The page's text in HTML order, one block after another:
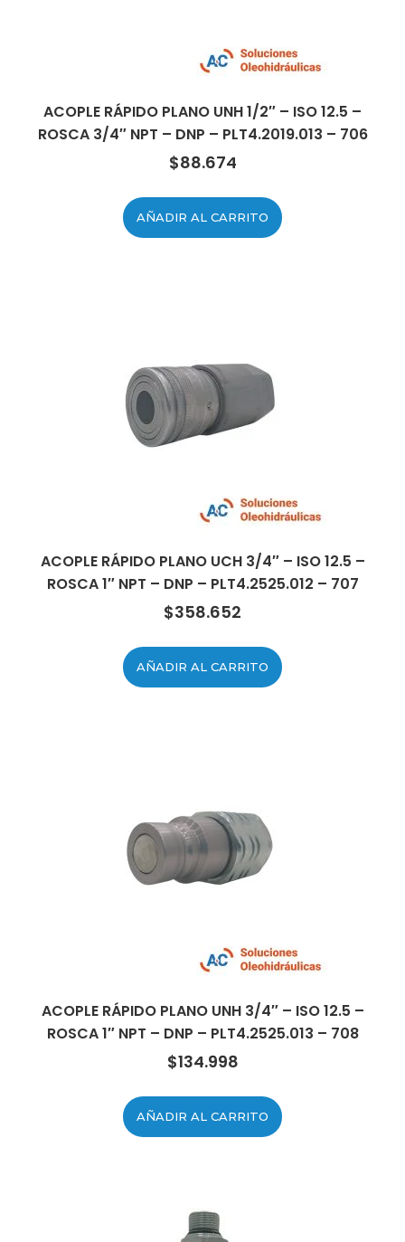
ACOPLE RÁPIDO PLANO UNH 1/2″ – ISO 12.5 –
ROSCA 3/4″ NPT – DNP – PLT4.2019.013 – 706
$88.674
AÑADIR AL CARRITO
ACOPLE RÁPIDO PLANO UCH 3/4″ – ISO 12.5 –
ROSCA 1″ NPT – DNP – PLT4.2525.012 – 707
$358.652
AÑADIR AL CARRITO
ACOPLE RÁPIDO PLANO UNH 3/4″ – ISO 12.5 –
ROSCA 1″ NPT – DNP – PLT4.2525.013 – 708
$134.998
AÑADIR AL CARRITO